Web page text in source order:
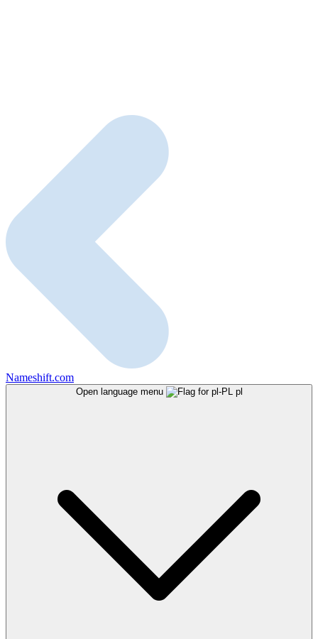
Nameshift.com
Open language menu pl